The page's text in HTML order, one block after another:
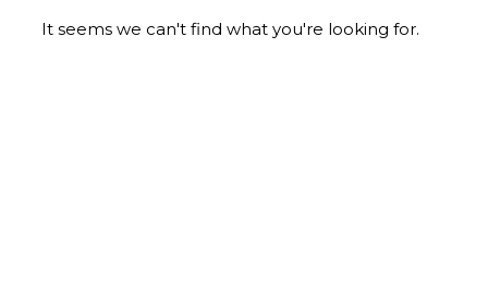
It seems we can't find what you're looking for.